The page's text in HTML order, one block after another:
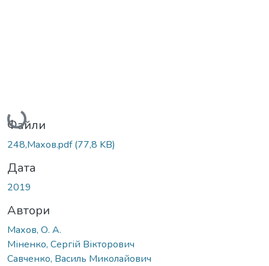
Вантажиться...
Файли
248,Махов.pdf(77,8 KB)
Дата
2019
Автори
Махов, О. А.
Міненко, Сергій Вікторович
Савченко, Василь Миколайович